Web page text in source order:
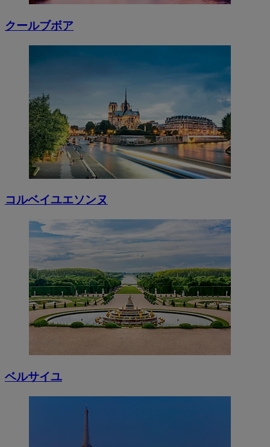
クールブボア
コルベイユエソンヌ
ベルサイユ